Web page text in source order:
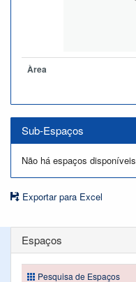
Àrea
Sub-Espaços
Não há espaços disponíveis
Exportar para Excel
Espaços
Pesquisa de Espaços